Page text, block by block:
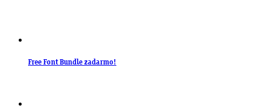
Free Font Bundle zadarmo!